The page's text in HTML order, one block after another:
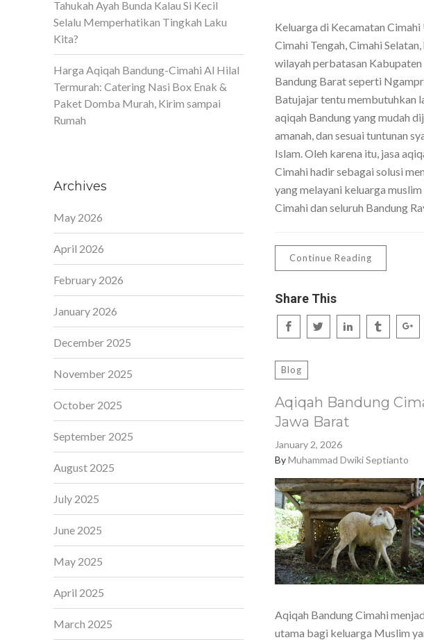
Keluarga di Kecamatan Cimahi
Cimahi Tengah, Cimahi Selatan,
wilayah perbatasan Kabupaten
Bandung Barat seperti
Batujajar tentu membutuhkan
aqiqah Bandung yang mudah
amanah, dan sesuai tuntunan
Islam. Oleh karena itu, jasa
Cimahi hadir sebagai solusi
yang melayani keluarga
Cimahi dan seluruh Bandung
Continue Reading
Share This
Blog
Aqiqah Bandung
Jawa Barat
January 2, 2026
ByMuhammad Dwiki Septianto
Aqiqah Bandung Cimahi
utama bagi keluarga Muslim
Tahukah Ayah Bunda Kalau Si Kecil
Selalu Memperhatikan Tingkah Laku
Kita?
Harga Aqiqah Bandung-Cimahi Al Hilal
Termurah: Catering Nasi Box Enak &
Paket Domba Murah, Kirim sampai
Rumah
Archives
May 2026
April 2026
February 2026
January 2026
December 2025
November 2025
October 2025
September 2025
August 2025
July 2025
June 2025
May 2025
April 2025
March 2025